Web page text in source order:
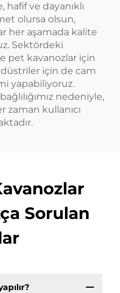
ve dayanıklı
olursa olsun,
her aşamada kalite
Sektördeki
pet kavanozlar için
için de cam
yapabiliyoruz.
nedeniyle,
zaman kullanıcı
Sorulan